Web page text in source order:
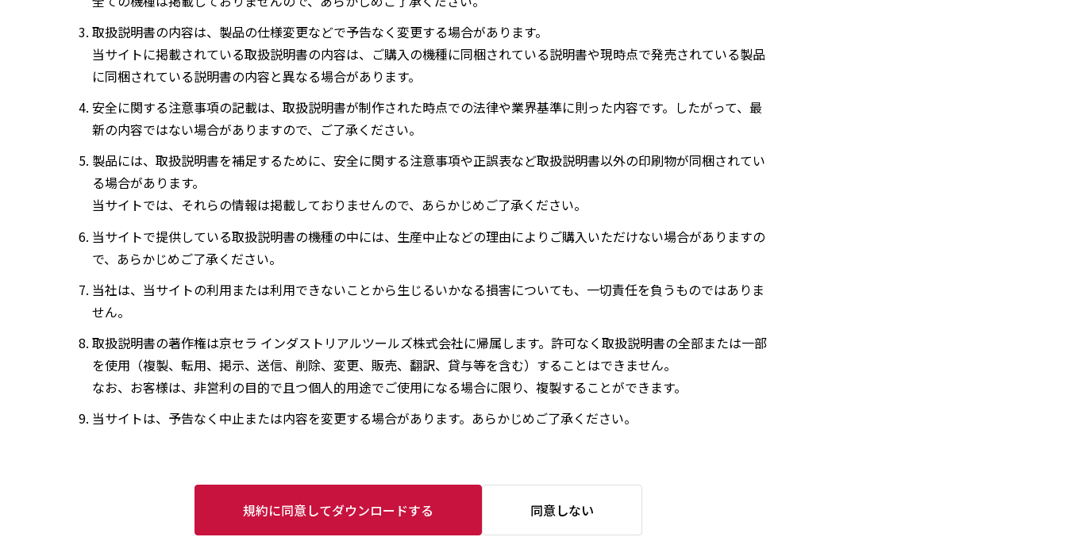
取扱説明書の内容は、製品の仕様変更などで予告なく変更する場合があります。
当サイトに掲載されている取扱説明書の内容は、ご購入の機種に同梱されている説明書や現時点で発売されている製品
に同梱されている説明書の内容と異なる場合があります。
安全に関する注意事項の記載は、取扱説明書が制作された時点での法律や業界基準に則った内容です。したがって、最
新の内容ではない場合がありますので、ご了承ください。
製品には、取扱説明書を補足するために、安全に関する注意事項や正誤表など取扱説明書以外の印刷物が同梱されてい
る場合があります。
当サイトでは、それらの情報は掲載しておりませんので、あらかじめご了承ください。
当サイトで提供している取扱説明書の機種の中には、生産中止などの理由によりご購入いただけない場合がありますの
で、あらかじめご了承ください。
当社は、当サイトの利用または利用できないことから生じるいかなる損害についても、一切責任を負うものではありま
せん。
取扱説明書の著作権は京セラ インダストリアルツールズ株式会社に帰属します。許可なく取扱説明書の全部または一部
を使用（複製、転用、掲示、送信、削除、変更、販売、翻訳、貸与等を含む）することはできません。
なお、お客様は、非営利の目的で且つ個人的用途でご使用になる場合に限り、複製することができます。
当サイトは、予告なく中止または内容を変更する場合があります。あらかじめご了承ください。
規約に同意してダウンロードする 同意しない